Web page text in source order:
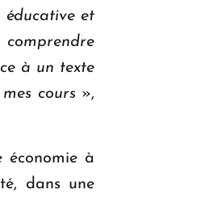
éducative et
à un texte
cours»,
économie à
dans une